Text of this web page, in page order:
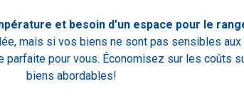
et besoin d’un espace pour le
mais si vos biens ne sont pas sensibles
parfaite pour vous. Économisez sur les coûts
biens abordables!